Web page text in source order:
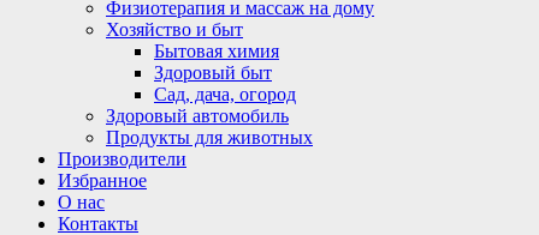
Физиотерапия и массаж на дому
Хозяйство и быт
Бытовая химия
Здоровый быт
Сад, дача, огород
Здоровый автомобиль
Продукты для животных
Производители
Избранное
О нас
Контакты